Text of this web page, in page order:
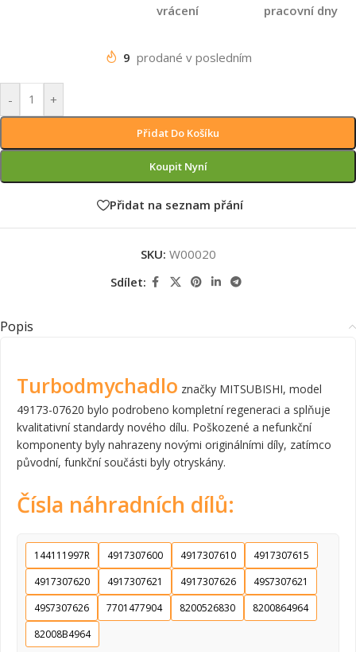
vrácení
pracovní dny
9 prodané v posledním
- +
Přidat Do Košíku
Koupit Nyní
Přidat na seznam přání
SKU: W00020
Sdílet:
Popis
Turbodmychadlo značky MITSUBISHI, model
49173-07620 bylo podrobeno kompletní regeneraci a splňuje
kvalitativní standardy nového dílu. Poškozené a nefunkční
komponenty byly nahrazeny novými originálními díly, zatímco
původní, funkční součásti byly otryskány.
Čísla náhradních dílů:
144111997R 4917307600 4917307610
4917307615
4917307620
4917307621 4917307626
49S7307621
49S7307626
7701477904 8200526830
8200864964
82008B4964